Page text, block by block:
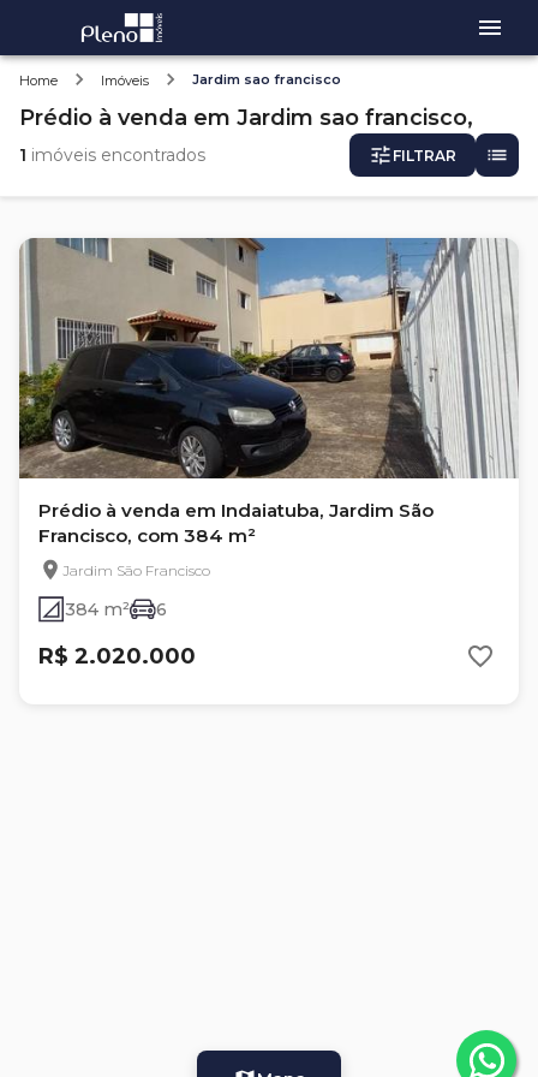
Home Imóveis Jardim sao francisco
Prédio à venda em Jardim sao francisco,
1 imóveis encontrados FILTRAR
Prédio à venda em Indaiatuba, Jardim São
Francisco, com 384 m²
Jardim São Francisco
384 m² 6
R$ 2.020.000